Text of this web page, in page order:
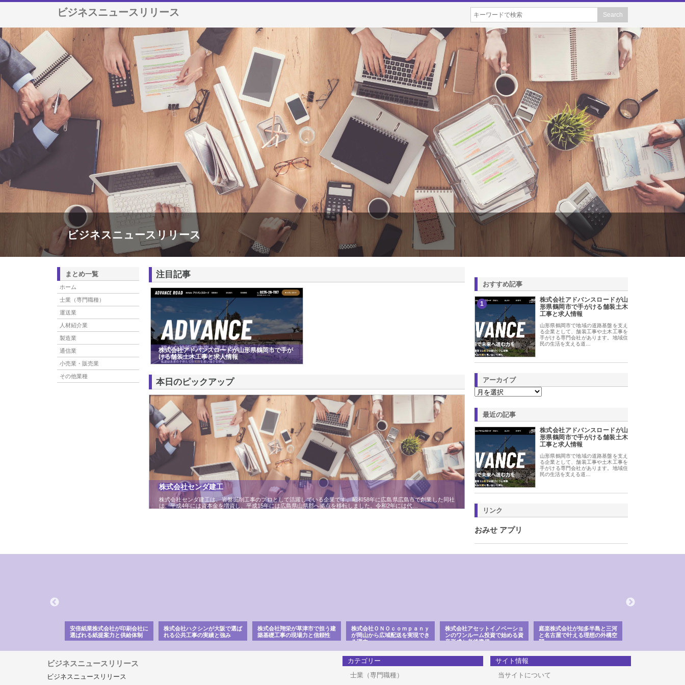
ビジネスニュースリリース
ビジネスニュースリリース
まとめ一覧
ホーム
士業（専門職種）
運送業
人材紹介業
製造業
通信業
小売業・販売業
その他業種
注目記事
株式会社アドバンスロードが山形県鶴岡市で手が
ける舗装土木工事と求人情報
本日のピックアップ
株式会社センダ建工
株式会社センダ建工は、岩盤掘削工事のプロとして活躍している企業です。昭和58年に広島県広島市で創業した同社
は、平成4年には資本金を増資し、平成15年には広島県山県郡へ拠点を移転しました。令和2年には代…
おすすめ記事
1
株式会社アドバンスロードが山
形県鶴岡市で手がける舗装土木
工事と求人情報
山形県鶴岡市で地域の道路基盤を支え
る企業として、舗装工事や土木工事を
手がける専門会社があります。地域住
民の生活を支える道…
アーカイブ
最近の記事
株式会社アドバンスロードが山
形県鶴岡市で手がける舗装土木
工事と求人情報
山形県鶴岡市で地域の道路基盤を支え
る企業として、舗装工事や土木工事を
手がける専門会社があります。地域住
民の生活を支える道…
リンク
おみせ アプリ
安倍紙業株式会社が印刷会社に
選ばれる紙提案力と供給体制
株式会社ハクシンが大阪で選ば
れる公共工事の実績と強み
株式会社翔栄が草津市で担う建
築基礎工事の現場力と信頼性
株式会社ＯＮＯｃｏｍｐａｎｙ
が岡山から広域配送を実現でき
る理由
株式会社アセットイノベーショ
ンのワンルーム投資で始める資
産形成と老後準備
庭楽株式会社が知多半島と三河
と名古屋で叶える理想の外構空
間
ビジネスニュースリリース
ビジネスニュースリリース
カテゴリー
士業（専門職種）
サイト情報
当サイトについて